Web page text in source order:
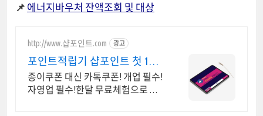
📌 에너지바우처 잔액조회 및 대상
http://www.샵포인트.com 광고
포인트적립기 샵포인트 첫 1개
월 무료
종이쿠폰 대신 카톡쿠폰! 개업 필수!
자영업 필수!한달 무료체험으로 경